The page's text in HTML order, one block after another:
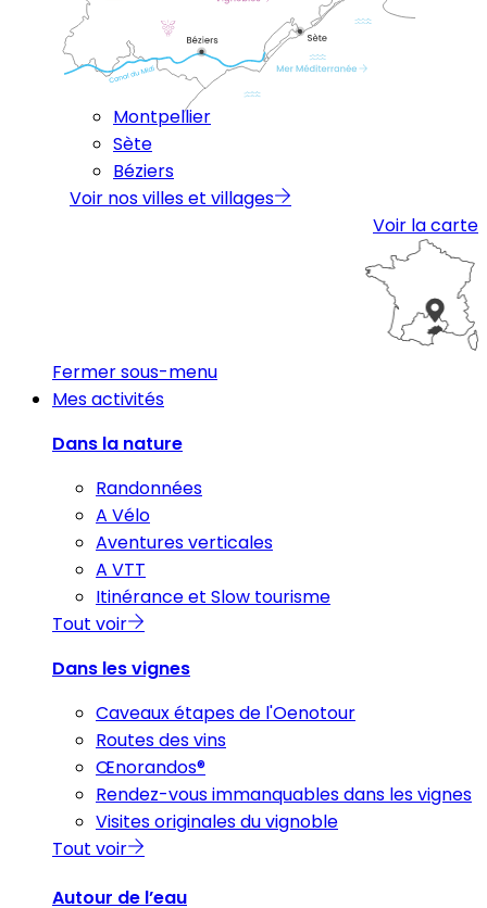
Montpellier
Sète
Béziers
Voir nos villes et villages
Voir la carte
Fermer sous-menu
Mes activités
Dans la nature
Randonnées
A Vélo
Aventures verticales
A VTT
Itinérance et Slow tourisme
Tout voir
Dans les vignes
Caveaux étapes de l'Oenotour
Routes des vins
Œnorandos®
Rendez-vous immanquables dans les vignes
Visites originales du vignoble
Tout voir
Autour de l’eau